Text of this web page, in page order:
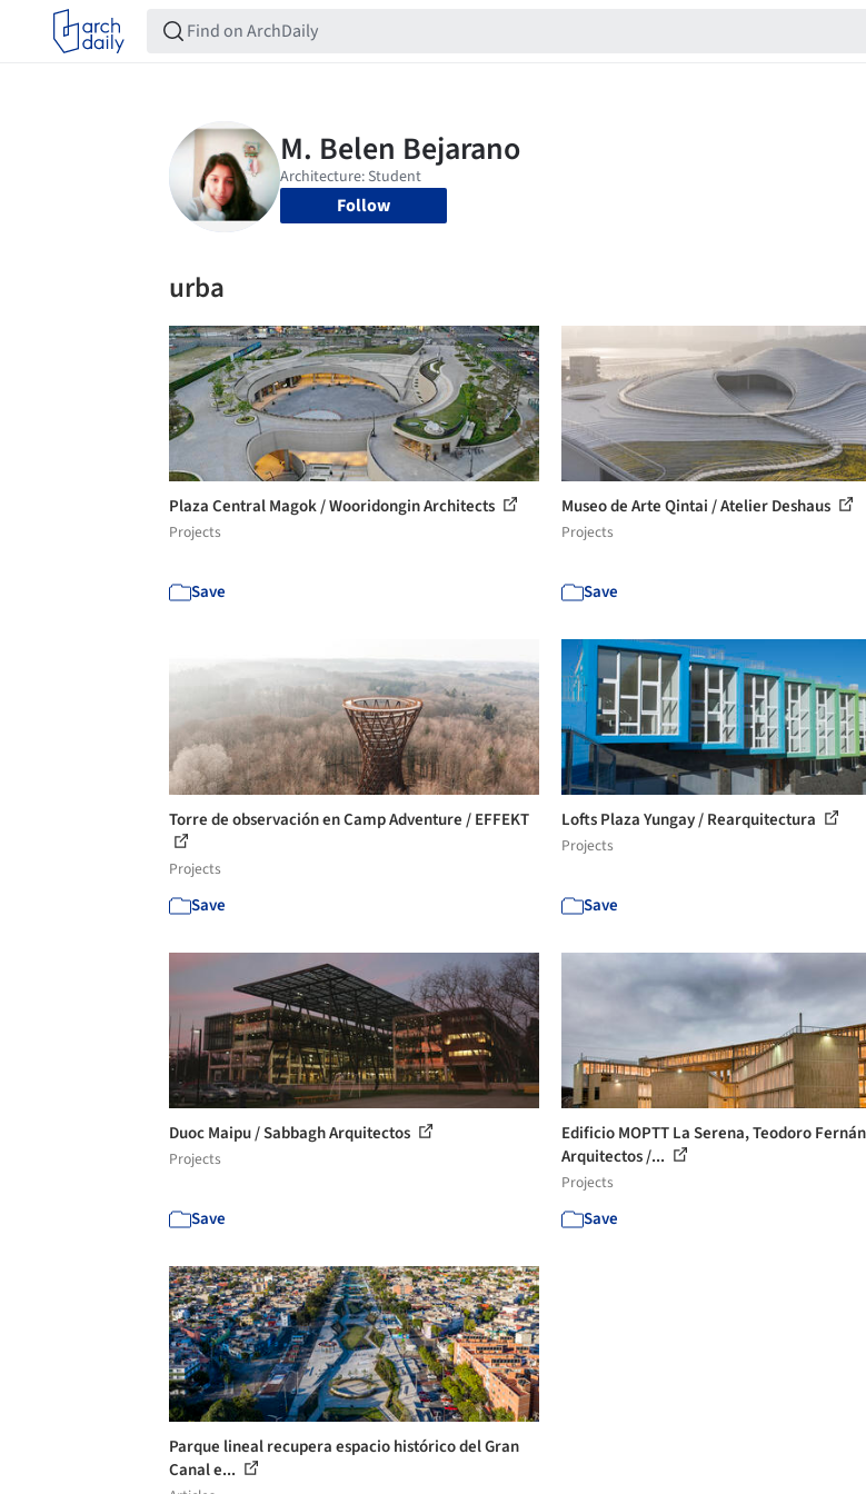
Follow
urba
Plaza Central Magok / Wooridongin Architects
Projects
Save
Museo de Arte Qintai / Atelier Deshaus
Projects
Save
Torre de observación en Camp Adventure / EFFEKT
Projects
Save
Lofts Plaza Yungay / Rearquitectura
Projects
Save
Duoc Maipu / Sabbagh Arquitectos
Projects
Save
Edificio MOPTT La Serena, Teodoro
Arquitectos /...
Projects
Save
Parque lineal recupera espacio histórico del Gran
Canal e...